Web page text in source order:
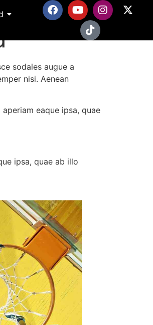
sodales augue a
nisi. Aenean
eaque ipsa, quae
ipsa, quae ab illo